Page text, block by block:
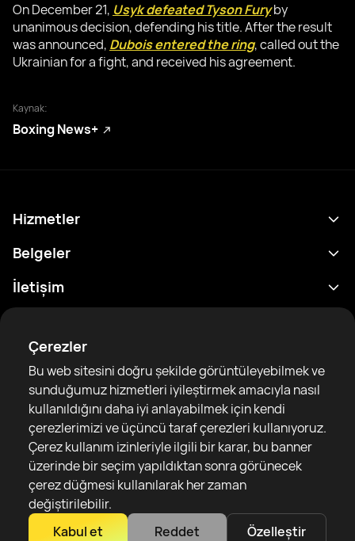
Çerezler
Bu web sitesini doğru şekilde görüntüleyebilmek ve
sunduğumuz hizmetleri iyileştirmek amacıyla nasıl
kullanıldığını daha iyi anlayabilmek için kendi
çerezlerimizi ve üçüncü taraf çerezleri kullanıyoruz.
Çerez kullanım izinleriyle ilgili bir karar, bu banner
üzerinde bir seçim yapıldıktan sonra görünecek
çerez düğmesi kullanılarak her zaman
değiştirilebilir.
Kabul et
Reddet Özelleştir
On December 21, Usyk defeated Tyson Furyby
unanimous decision, defending his title. After the result
was announced, Dubois entered the ring, called out the
Ukrainian for a fight, and received his agreement.
Kaynak:
Boxing News+
RTF United service limited
6 Burrows court, Liverpool, United Kingdom
Hizmetler
Program
Sonuçlar
Analitik
Sıralamalar
Haberler
Makaleler
Sparring Finder
Belgeler
Gizlilik Politikası
Kullanım Şartları
Topluluk Rehberleri
İletişim